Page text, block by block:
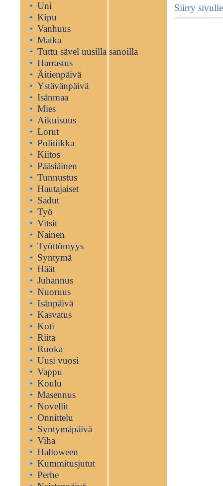
Uni
Kipu
Vanhuus
Matka
Tuttu sävel uusilla sanoilla
Harrastus
Äitienpäivä
Ystävänpäivä
Isänmaa
Mies
Aikuisuus
Lorut
Politiikka
Kiitos
Pääsiäinen
Tunnustus
Hautajaiset
Sadut
Työ
Vitsit
Nainen
Työttömyys
Syntymä
Häät
Juhannus
Nuoruus
Isänpäivä
Kasvatus
Koti
Riita
Ruoka
Uusi vuosi
Vappu
Koulu
Masennus
Novellit
Onnittelu
Syntymäpäivä
Viha
Halloween
Kummitusjutut
Perhe
Siirry